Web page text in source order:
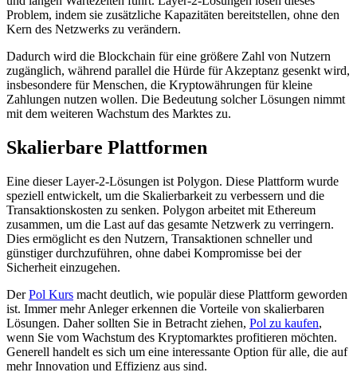
Problem, indem sie zusätzliche Kapazitäten bereitstellen, ohne den
Kern des Netzwerks zu verändern.
Dadurch wird die Blockchain für eine größere Zahl von Nutzern
zugänglich, während parallel die Hürde für Akzeptanz gesenkt wird,
insbesondere für Menschen, die Kryptowährungen für kleine
Zahlungen nutzen wollen. Die Bedeutung solcher Lösungen nimmt
mit dem weiteren Wachstum des Marktes zu.
Skalierbare Plattformen
Eine dieser Layer-2-Lösungen ist Polygon. Diese Plattform wurde
speziell entwickelt, um die Skalierbarkeit zu verbessern und die
Transaktionskosten zu senken. Polygon arbeitet mit Ethereum
zusammen, um die Last auf das gesamte Netzwerk zu verringern.
Dies ermöglicht es den Nutzern, Transaktionen schneller und
günstiger durchzuführen, ohne dabei Kompromisse bei der
Sicherheit einzugehen.
DerPol Kurs macht deutlich, wie populär diese Plattform geworden
ist. Immer mehr Anleger erkennen die Vorteile von skalierbaren
Lösungen. Daher sollten Sie in Betracht ziehen, Pol zu kaufen,
wenn Sie vom Wachstum des Kryptomarktes profitieren möchten.
Generell handelt es sich um eine interessante Option für alle, die auf
mehr Innovation und Effizienz aus sind.